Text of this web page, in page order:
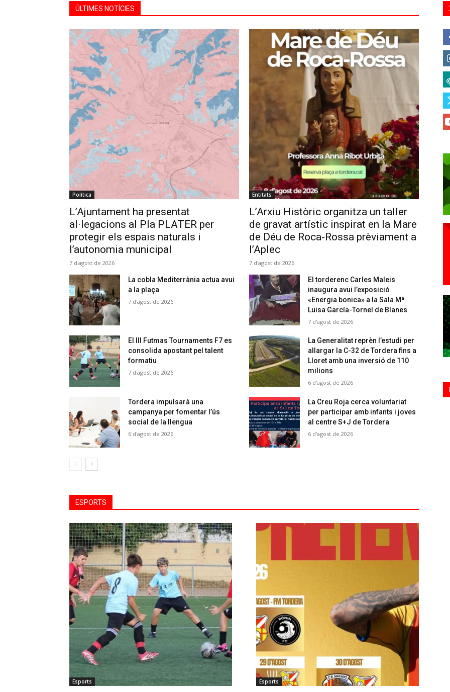
ÚLTIMES NOTÍCIES
Política
L’Ajuntament ha presentat
al·legacions al Pla PLATER per
protegir els espais naturals i
l’autonomia municipal
7 d'agost de 2026
Entitats
L’Arxiu Històric organitza un taller
de gravat artístic inspirat en la Mare
de Déu de Roca-Rossa prèviament a
l’Aplec
7 d'agost de 2026
La cobla Mediterrània actua avui
a la plaça
7 d'agost de 2026
El torderenc Carles Maleis
inaugura avui l’exposició
«Energia bonica» a la Sala Mª
Luisa García-Tornel de Blanes
7 d'agost de 2026
El III Futmas Tournaments F7 es
consolida apostant pel talent
formatiu
7 d'agost de 2026
La Generalitat reprèn l’estudi per
allargar la C-32 de Tordera fins a
Lloret amb una inversió de 110
milions
6 d'agost de 2026
Tordera impulsarà una
campanya per fomentar l’ús
social de la llengua
6 d'agost de 2026
La Creu Roja cerca voluntariat
per participar amb infants i joves
al centre S+J de Tordera
6 d'agost de 2026
ESPORTS
Esports Esports